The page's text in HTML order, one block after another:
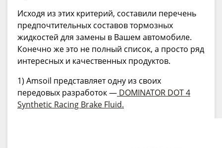
Исходя из этих критерий, составили перечень
предпочтительных составов тормозных
жидкостей для замены в Вашем автомобиле.
Конечно же это не полный список, а просто ряд
интересных и качественных продуктов.
1) Amsoil представляет одну из своих
передовых разработок — DOMINATOR DOT 4
Synthetic Racing Brake Fluid.